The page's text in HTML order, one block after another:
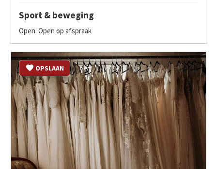
Sport & beweging
Open: Open op afspraak
OPSLAAN